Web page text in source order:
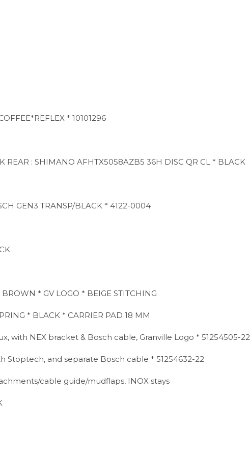
* 10101296
REAR : SHIMANO AFHTX5058AZB5 36H DISC QR CL * BLACK
GEN3 TRANSP/BLACK * 4122-0004
* GV LOGO * BEIGE STITCHING
* BLACK * CARRIER PAD 18 MM
with NEX bracket & Bosch cable, Granville Logo * 51254505-22
Stoptech, and separate Bosch cable * 51254632-22
cable guide/mudflaps, INOX stays